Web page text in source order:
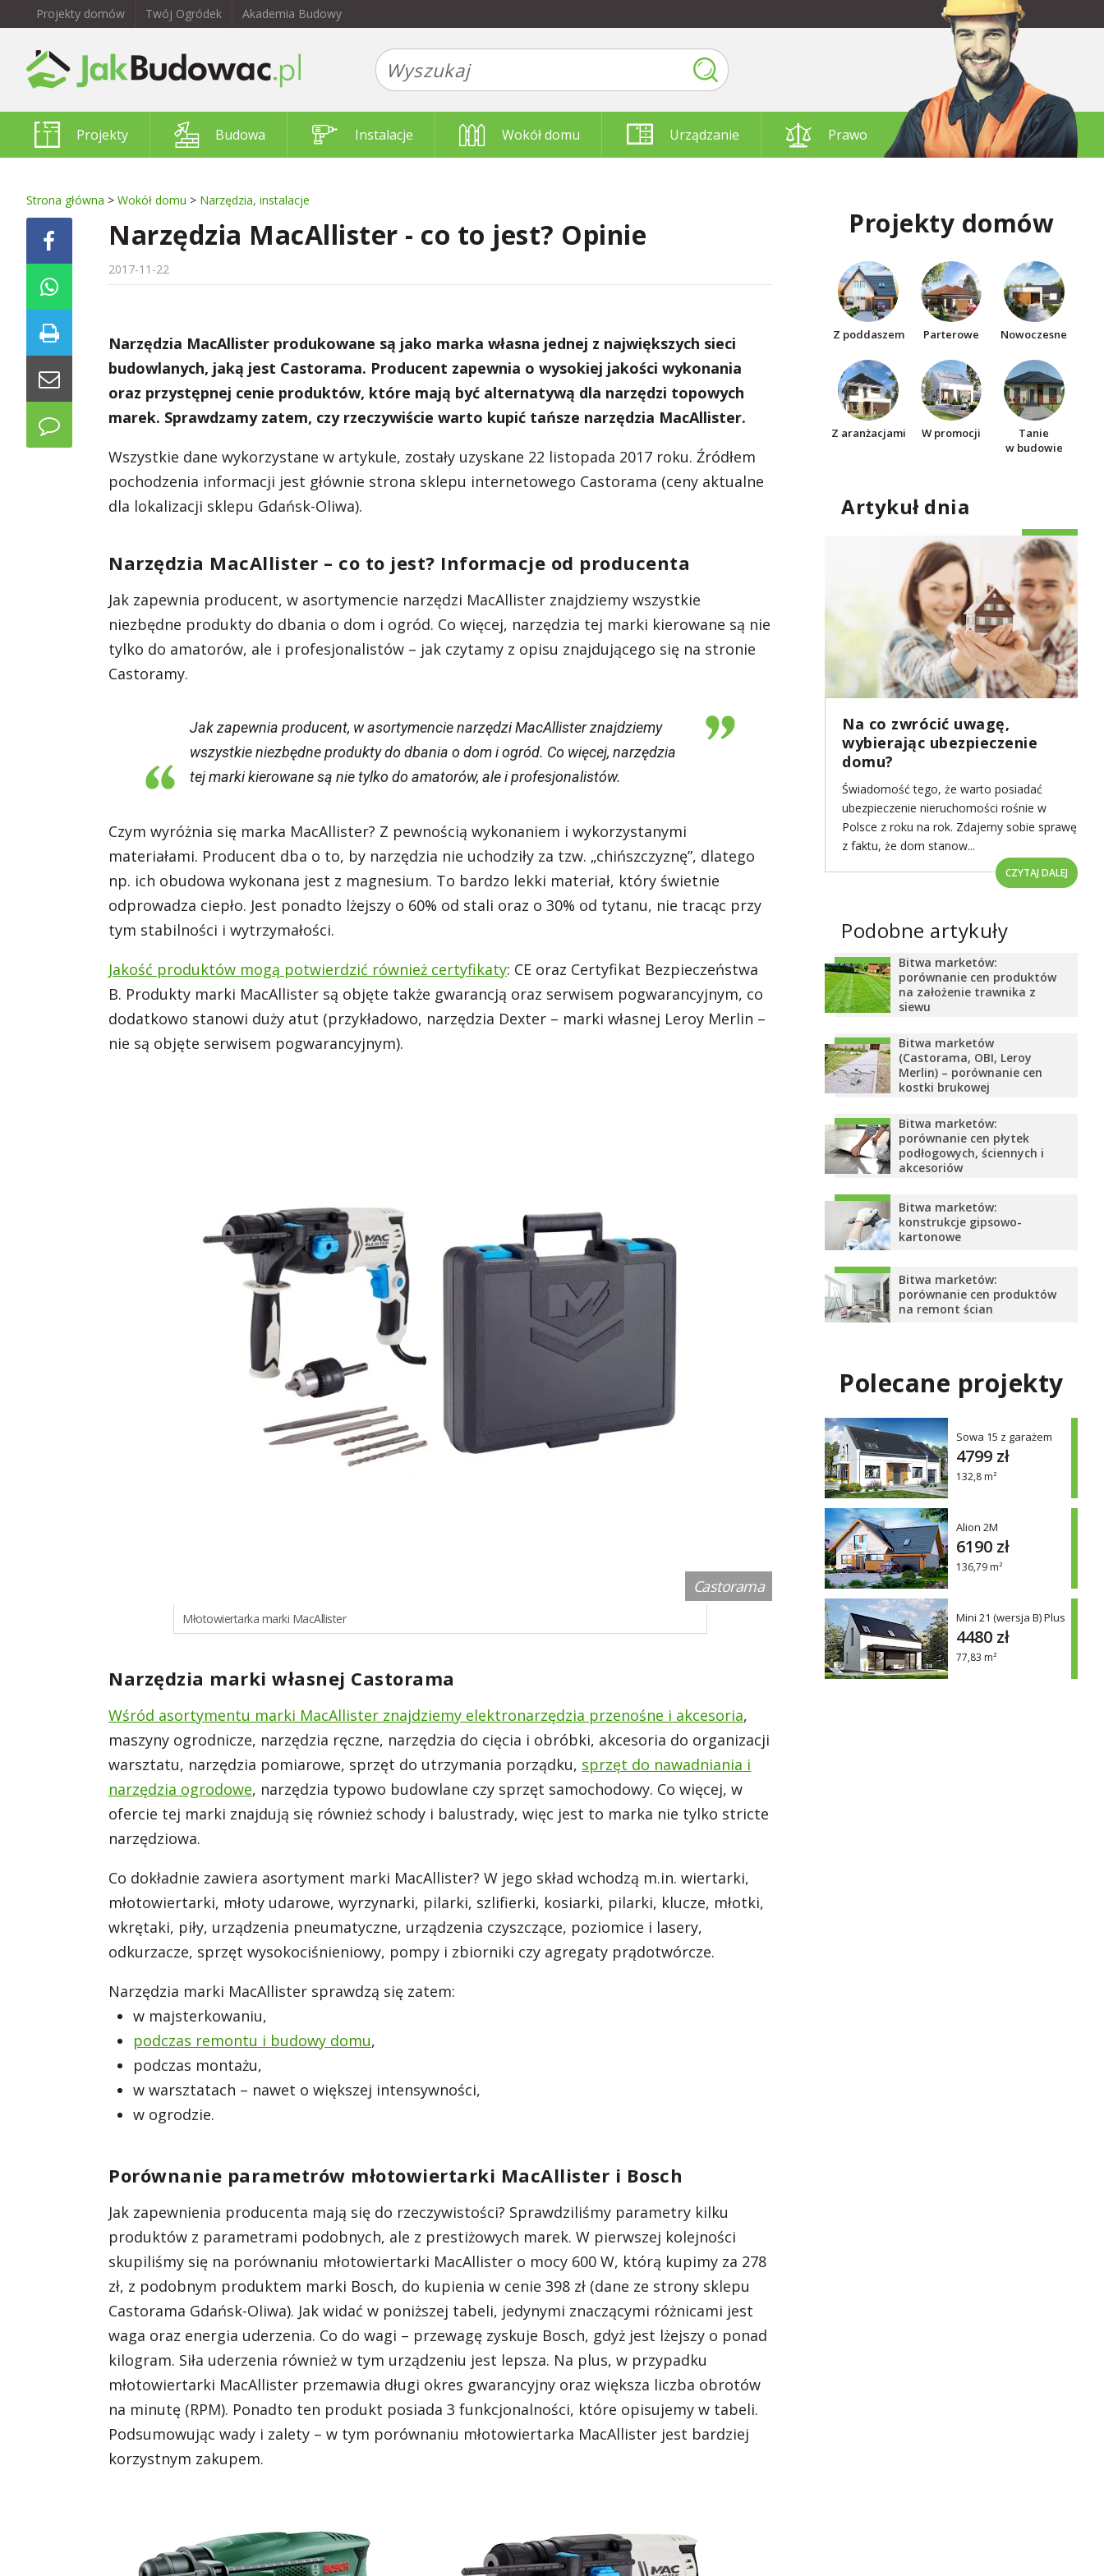
Projekty domów Twój Ogródek Akademia Budowy
Projekty Budowa Instalacje Wokół domu Urządzanie Prawo
Strona główna > Wokół domu > Narzędzia, instalacje
Narzędzia MacAllister - co to jest? Opinie
2017-11-22
Narzędzia MacAllister produkowane są jako marka własna jednej z największych sieci
budowlanych, jaką jest Castorama. Producent zapewnia o wysokiej jakości wykonania
oraz przystępnej cenie produktów, które mają być alternatywą dla narzędzi topowych
marek. Sprawdzamy zatem, czy rzeczywiście warto kupić tańsze narzędzia MacAllister.
Wszystkie dane wykorzystane w artykule, zostały uzyskane 22 listopada 2017 roku. Źródłem
pochodzenia informacji jest głównie strona sklepu internetowego Castorama (ceny aktualne
dla lokalizacji sklepu Gdańsk-Oliwa).
Narzędzia MacAllister – co to jest? Informacje od producenta
Jak zapewnia producent, w asortymencie narzędzi MacAllister znajdziemy wszystkie
niezbędne produkty do dbania o dom i ogród. Co więcej, narzędzia tej marki kierowane są nie
tylko do amatorów, ale i profesjonalistów – jak czytamy z opisu znajdującego się na stronie
Castoramy.
Jak zapewnia producent, w asortymencie narzędzi MacAllister znajdziemy
wszystkie niezbędne produkty do dbania o dom i ogród. Co więcej, narzędzia
tej marki kierowane są nie tylko do amatorów, ale i profesjonalistów.
Czym wyróżnia się marka MacAllister? Z pewnością wykonaniem i wykorzystanymi
materiałami. Producent dba o to, by narzędzia nie uchodziły za tzw. „chińszczyznę”, dlatego
np. ich obudowa wykonana jest z magnesium. To bardzo lekki materiał, który świetnie
odprowadza ciepło. Jest ponadto lżejszy o 60% od stali oraz o 30% od tytanu, nie tracąc przy
tym stabilności i wytrzymałości.
Jakość produktów mogą potwierdzić również certyfikaty: CE oraz Certyfikat Bezpieczeństwa
B. Produkty marki MacAllister są objęte także gwarancją oraz serwisem pogwarancyjnym, co
dodatkowo stanowi duży atut (przykładowo, narzędzia Dexter – marki własnej Leroy Merlin –
nie są objęte serwisem pogwarancyjnym).
Castorama
Młotowiertarka marki MacAllister
Narzędzia marki własnej Castorama
Wśród asortymentu marki MacAllister znajdziemy elektronarzędzia przenośne i akcesoria,
maszyny ogrodnicze, narzędzia ręczne, narzędzia do cięcia i obróbki, akcesoria do organizacji
warsztatu, narzędzia pomiarowe, sprzęt do utrzymania porządku, sprzęt do nawadniania i
narzędzia ogrodowe, narzędzia typowo budowlane czy sprzęt samochodowy. Co więcej, w
ofercie tej marki znajdują się również schody i balustrady, więc jest to marka nie tylko stricte
narzędziowa.
Co dokładnie zawiera asortyment marki MacAllister? W jego skład wchodzą m.in. wiertarki,
młotowiertarki, młoty udarowe, wyrzynarki, pilarki, szlifierki, kosiarki, pilarki, klucze, młotki,
wkrętaki, piły, urządzenia pneumatyczne, urządzenia czyszczące, poziomice i lasery,
odkurzacze, sprzęt wysokociśnieniowy, pompy i zbiorniki czy agregaty prądotwórcze.
Narzędzia marki MacAllister sprawdzą się zatem:
w majsterkowaniu,
podczas remontu i budowy domu,
podczas montażu,
w warsztatach – nawet o większej intensywności,
w ogrodzie.
Porównanie parametrów młotowiertarki MacAllister i Bosch
Jak zapewnienia producenta mają się do rzeczywistości? Sprawdziliśmy parametry kilku
produktów z parametrami podobnych, ale z prestiżowych marek. W pierwszej kolejności
skupiliśmy się na porównaniu młotowiertarki MacAllister o mocy 600 W, którą kupimy za 278
zł, z podobnym produktem marki Bosch, do kupienia w cenie 398 zł (dane ze strony sklepu
Castorama Gdańsk-Oliwa). Jak widać w poniższej tabeli, jedynymi znaczącymi różnicami jest
waga oraz energia uderzenia. Co do wagi – przewagę zyskuje Bosch, gdyż jest lżejszy o ponad
kilogram. Siła uderzenia również w tym urządzeniu jest lepsza. Na plus, w przypadku
młotowiertarki MacAllister przemawia długi okres gwarancyjny oraz większa liczba obrotów
na minutę (RPM). Ponadto ten produkt posiada 3 funkcjonalności, które opisujemy w tabeli.
Podsumowując wady i zalety – w tym porównaniu młotowiertarka MacAllister jest bardziej
korzystnym zakupem.
Projekty domów
Z poddaszem Parterowe Nowoczesne
Z aranżacjami W promocji
Tanie
w budowie
Artykuł dnia
Na co zwrócić uwagę,
wybierając ubezpieczenie
domu?
Świadomość tego, że warto posiadać
ubezpieczenie nieruchomości rośnie w
Polsce z roku na rok. Zdajemy sobie sprawę
z faktu, że dom stanow...
CZYTAJ DALEJ
Podobne artykuły
Bitwa marketów:
porównanie cen produktów
na założenie trawnika z
siewu
Bitwa marketów
(Castorama, OBI, Leroy
Merlin) – porównanie cen
kostki brukowej
Bitwa marketów:
porównanie cen płytek
podłogowych, ściennych i
akcesoriów
Bitwa marketów:
konstrukcje gipsowo-
kartonowe
Bitwa marketów:
porównanie cen produktów
na remont ścian
Polecane projekty
Sowa 15 z garażem
132,8 m²
4799 zł
Alion 2M
136,79 m²
6190 zł
Mini 21 (wersja B) Plus
77,83 m²
4480 zł